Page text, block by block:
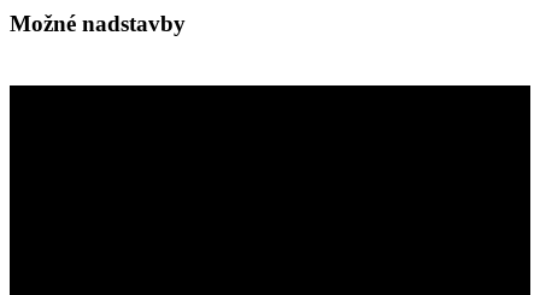
Možné nadstavby